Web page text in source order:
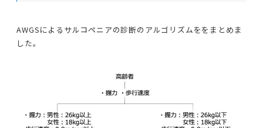
AWGSによるサルコペニアの診断のアルゴリズムををまとめま
した。